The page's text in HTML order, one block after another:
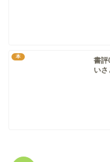
本
書
いさ